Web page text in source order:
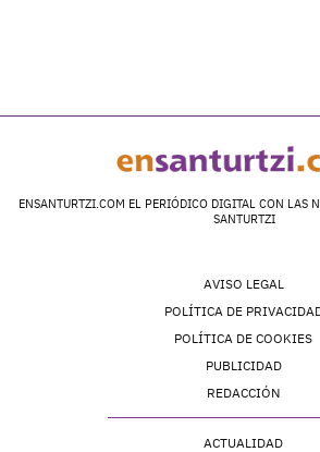
ENSANTURTZI.COM EL PERIÓDICO DIGITAL CON LAS
SANTURTZI
AVISO LEGAL
POLÍTICA DE
POLÍTICA DE COOKIES
PUBLICIDAD
REDACCIÓN
ACTUALIDAD